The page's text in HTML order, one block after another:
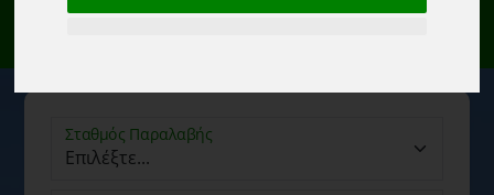
Σταθμός Παραλαβής